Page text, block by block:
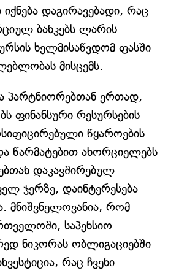
დაგირავებადი, რაც
ბანკებს ლარის
ხელმისაწვდომ ფასში
მისცემს.
პარტნიორებთან ერთად,
ფინანსური რესურსების
წყაროების
წარმატებით ახორციელებს
დაკავშირებულ
ჯერზე, დაინტერესება
მნიშვნელოვანია, რომ
საპენსიო
ნიკორას ობლიგაციებში
რაც ჩვენი